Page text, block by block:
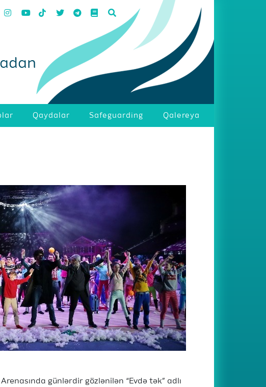
Qaydalar Safeguarding Qalereya
günlərdir gözlənilən “Evdə tək” adlı